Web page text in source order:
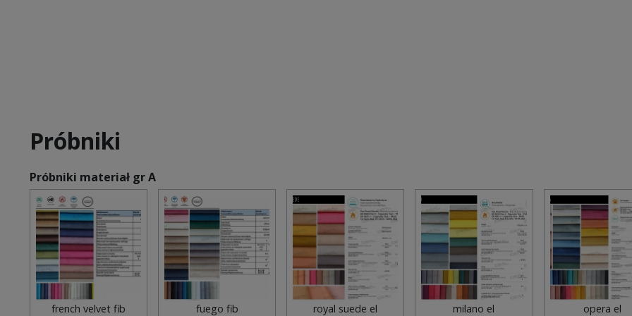
Próbniki
Próbniki materiał gr A
french velvet fib fuego fib royal suede el milano el opera el